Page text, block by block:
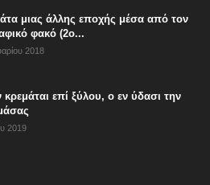
μιας άλλης εποχής μέσα από τον
φακό (2ο...
2018
κρεμάται επί ξύλου, ο εν ύδασι την
2019